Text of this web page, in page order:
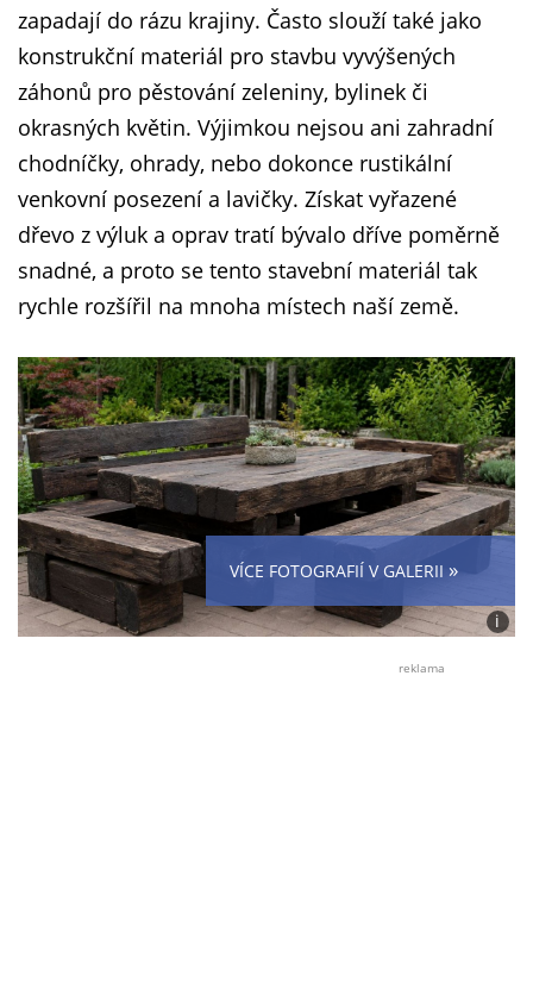
zapadají do rázu krajiny. Často slouží také jako
konstrukční materiál pro stavbu vyvýšených
záhonů pro pěstování zeleniny, bylinek či
okrasných květin. Výjimkou nejsou ani zahradní
chodníčky, ohrady, nebo dokonce rustikální
venkovní posezení a lavičky. Získat vyřazené
dřevo z výluk a oprav tratí bývalo dříve poměrně
snadné, a proto se tento stavební materiál tak
rychle rozšířil na mnoha místech naší země.
VÍCE FOTOGRAFIÍ V GALERII »
i
Foto:
reklama